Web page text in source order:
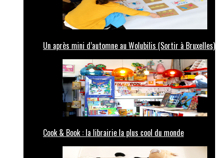
Un après mini d’automne au Wolubilis (Sortir à Bruxelles)
Cook & Book : la librairie la plus cool du monde